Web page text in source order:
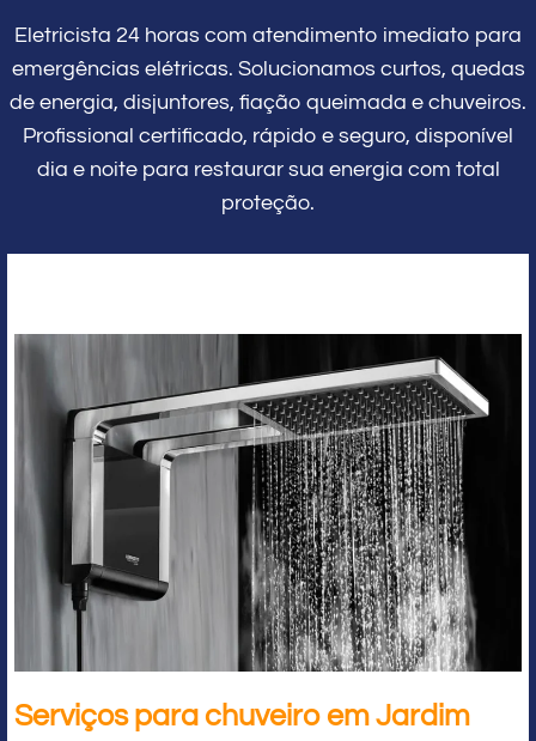
Eletricista 24 horas com atendimento imediato para
emergências elétricas. Solucionamos curtos, quedas
de energia, disjuntores, fiação queimada e chuveiros.
Profissional certificado, rápido e seguro, disponível
dia e noite para restaurar sua energia com total
proteção.
Serviços para chuveiro em Jardim